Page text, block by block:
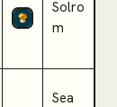
Solro
m
Sea